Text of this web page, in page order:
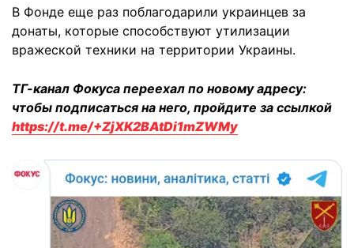
В Фонде еще раз поблагодарили украинцев за
донаты, которые способствуют утилизации
вражеской техники на территории Украины.
ТГ-канал Фокуса переехал по новому адресу:
чтобы подписаться на него, пройдите за ссылкой
https://t.me/+ZjXK2BAtDi1mZWMy